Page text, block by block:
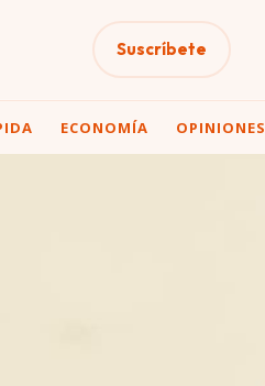
Suscríbete
ECONOMÍA OPINIONES